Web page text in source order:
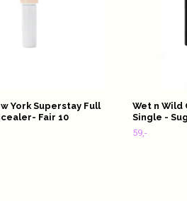
York Superstay Full
Fair 10
Wet n Wild
Single -
59,-